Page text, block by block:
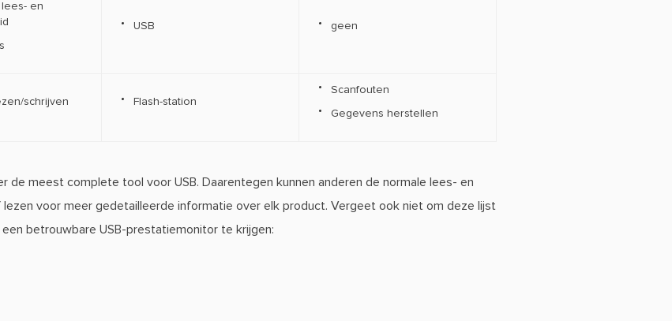
en
USB geen
schrijven Flash-station
Scanfouten
Gegevens herstellen
de meest complete tool voor USB. Daarentegen kunnen anderen de normale lees- en
lezen voor meer gedetailleerde informatie over elk product. Vergeet ook niet om deze lijst
betrouwbare USB-prestatiemonitor te krijgen: